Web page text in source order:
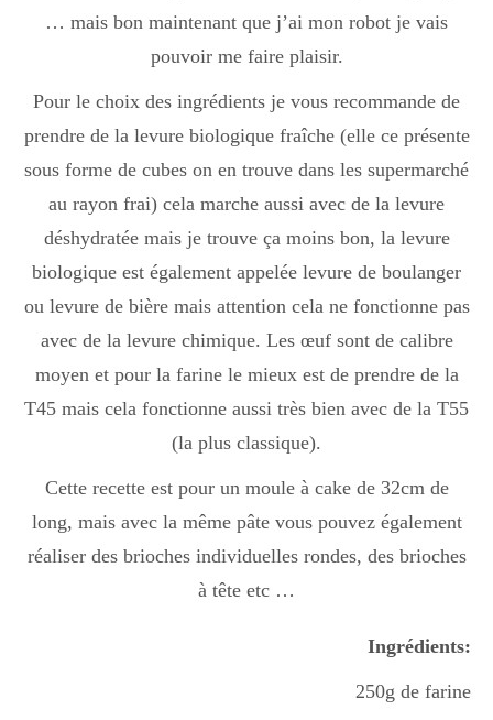
… mais bon maintenant que j’ai mon robot je vais
pouvoir me faire plaisir.
Pour le choix des ingrédients je vous recommande de
prendre de la levure biologique fraîche (elle ce présente
sous forme de cubes on en trouve dans les supermarché
au rayon frai) cela marche aussi avec de la levure
déshydratée mais je trouve ça moins bon, la levure
biologique est également appelée levure de boulanger
ou levure de bière mais attention cela ne fonctionne pas
avec de la levure chimique. Les œuf sont de calibre
moyen et pour la farine le mieux est de prendre de la
T45 mais cela fonctionne aussi très bien avec de la T55
(la plus classique).
Cette recette est pour un moule à cake de 32cm de
long, mais avec la même pâte vous pouvez également
réaliser des brioches individuelles rondes, des brioches
à tête etc …
Ingrédients:
250g de farine